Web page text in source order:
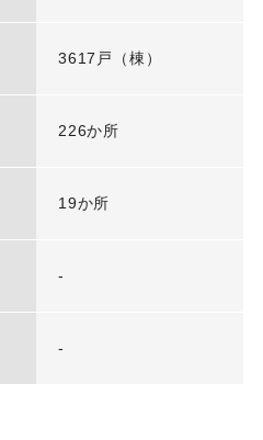
3617戸（棟）
226か所
19か所
-
-